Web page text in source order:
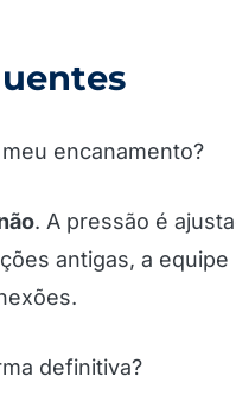
encanamento?
. A pressão é
antigas, a
definitiva?